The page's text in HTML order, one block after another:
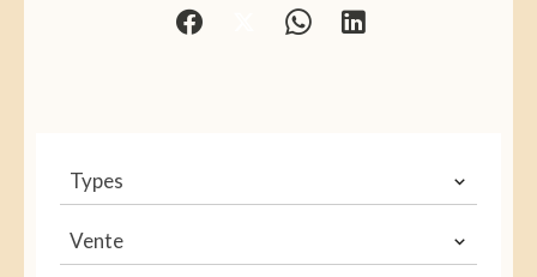
Types
Vente